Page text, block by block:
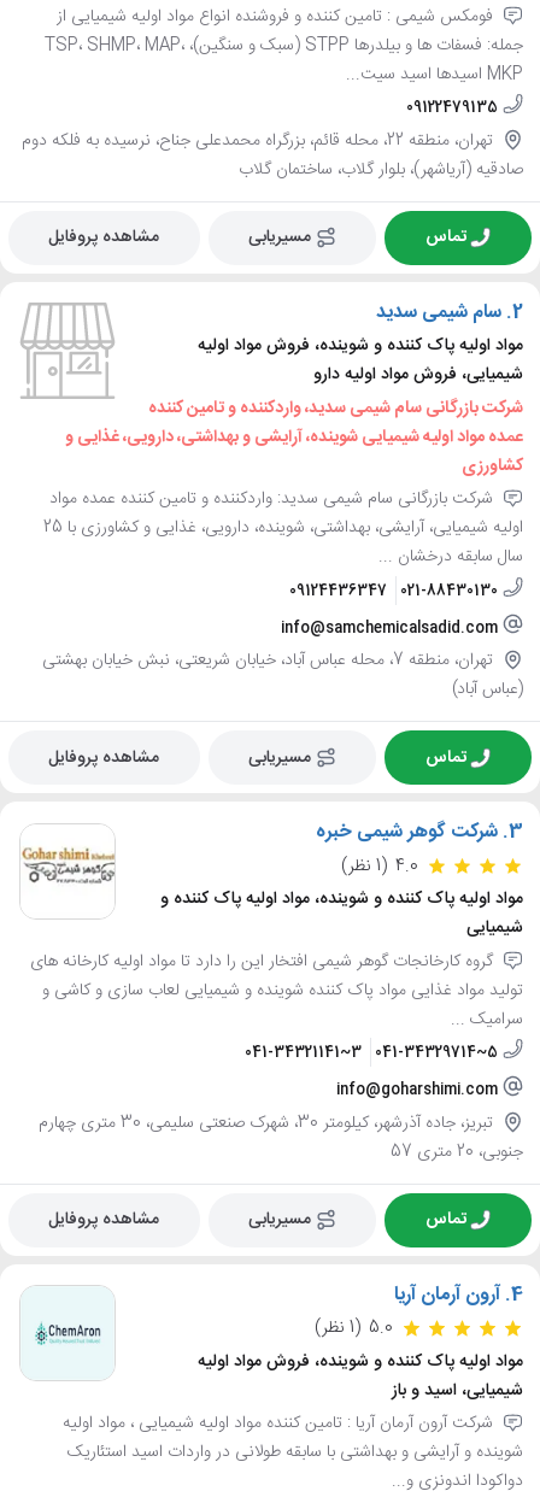
فومکس شیمی : تامین کننده و فروشنده انواع مواد اولیه شیمیایی از
جمله: فسفات ها و بیلدرها STPP (سبک و سنگین)، TSP، SHMP، MAP،
MKP اسیدها اسید سیت...
09122479135
تهران، منطقه 22، محله قائم، بزرگراه محمدعلی جناح، نرسیده به فلکه دوم
صادقیه (آریاشهر)، بلوار گلاب، ساختمان گلاب
تماس مسیریابی مشاهده پروفایل
2. سام شیمی سدید
مواد اولیه پاک کننده و شوینده، فروش مواد اولیه
شیمیایی، فروش مواد اولیه دارو
شرکت بازرگانی سام شیمی سدید، واردکننده و تامین کننده
عمده مواد اولیه شیمیایی شوینده، آرایشی و بهداشتی، دارویی، غذایی و
کشاورزی
شرکت بازرگانی سام شیمی سدید: واردکننده و تامین کننده عمده مواد
اولیه شیمیایی، آرایشی، بهداشتی، شوینده، دارویی، غذایی و کشاورزی با 25
سال سابقه درخشان ...
021-88430130
09124436347
info@samchemicalsadid.com
تهران، منطقه 7، محله عباس آباد، خیابان شریعتی، نبش خیابان بهشتی
(عباس آباد)
تماس مسیریابی مشاهده پروفایل
3. شرکت گوهر شیمی خبره
4.0 (1 نظر)
مواد اولیه پاک کننده و شوینده، مواد اولیه پاک کننده و
شیمیایی
گروه کارخانجات گوهر شیمی افتخار این را دارد تا مواد اولیه کارخانه های
تولید مواد غذایی مواد پاک کننده شوینده و شیمیایی لعاب سازی و کاشی و
سرامیک ...
041-34329714~5
041-34321141~3
info@goharshimi.com
تبریز، جاده آذرشهر، کیلومتر 30، شهرک صنعتی سلیمی، 30 متری چهارم
جنوبی، 20 متری 57
تماس مسیریابی مشاهده پروفایل
4. آرون آرمان آریا
5.0 (1 نظر)
مواد اولیه پاک کننده و شوینده، فروش مواد اولیه
شیمیایی، اسید و باز
شرکت آرون آرمان آریا : تامین کننده مواد اولیه شیمیایی ، مواد اولیه
شوینده و آرایشی و بهداشتی با سابقه طولانی در واردات اسید استئاریک
دواکودا اندونزی و...